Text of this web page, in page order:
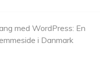
med WordPress: En
i Danmark